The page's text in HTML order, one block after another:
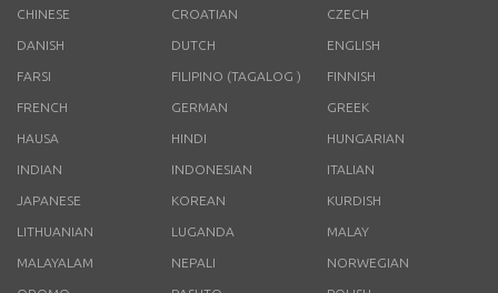
CHINESE CROATIAN CZECH
DANISH DUTCH ENGLISH
FARSI FILIPINO (TAGALOG ) FINNISH
FRENCH GERMAN GREEK
HAUSA HINDI HUNGARIAN
INDIAN INDONESIAN ITALIAN
JAPANESE KOREAN KURDISH
LITHUANIAN LUGANDA MALAY
MALAYALAM NEPALI NORWEGIAN